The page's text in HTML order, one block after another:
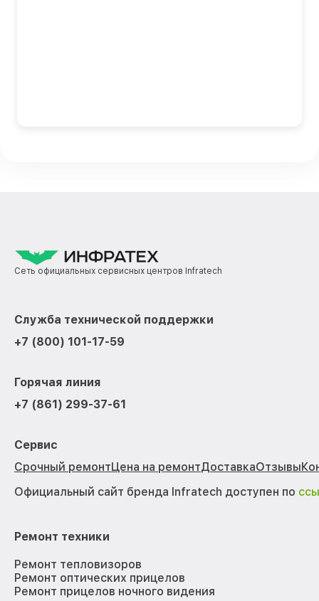
Сеть официальных сервисных центров Infratech
Служба технической поддержки
+7 (800) 101-17-59
Горячая линия
+7 (861) 299-37-61
Сервис
Срочный ремонтЦена на ремонтДоставкаОтзывы
Официальный сайт бренда Infratech доступен по
Ремонт техники
Ремонт тепловизоров
Ремонт оптических прицелов
Ремонт прицелов ночного видения